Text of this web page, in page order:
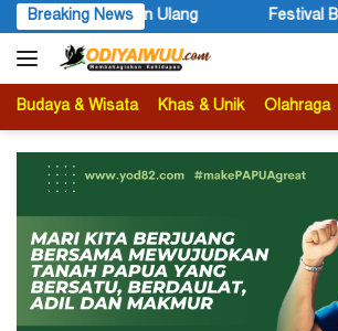
Langsung
ke
konten
Breaking NewsFestival Budaya Lembah Baliem
Budaya & Wisata Khas & Unik Olahraga